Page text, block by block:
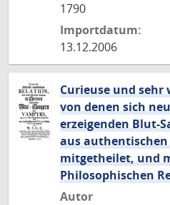
1790
Importdatum:
13.12.2006
Curieuse und
von denen sich
erzeigenden Blut-
aus
mitgetheilet, und
Philosophischen
Autor